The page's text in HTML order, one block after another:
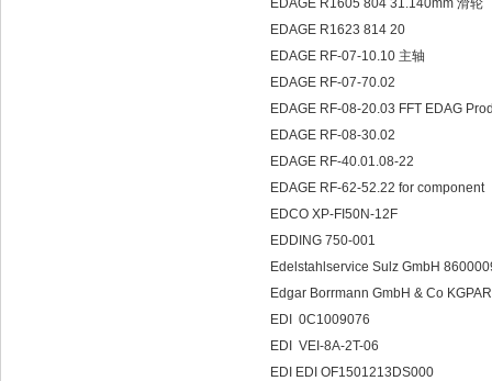
EDAGE R1605 804 31.140mm 滑轮
EDAGE R1623 814 20
EDAGE RF-07-10.10 主轴
EDAGE RF-07-70.02
EDAGE RF-08-20.03 FFT EDAG
EDAGE RF-08-30.02
EDAGE RF-40.01.08-22
EDAGE RF-62-52.22 for component
EDCO XP-FI50N-12F
EDDING 750-001
Edelstahlservice Sulz GmbH
Edgar Borrmann GmbH & Co
EDI 0C1009076
EDI VEI-8A-2T-06
EDI EDI OF1501213DS000